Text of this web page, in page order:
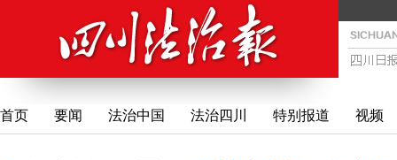
首页 要闻 法治中国 法治四川 特别报道 视频